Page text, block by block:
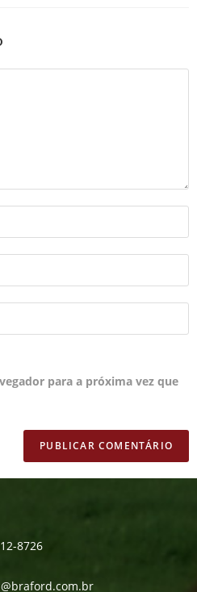
para a próxima vez que
8726